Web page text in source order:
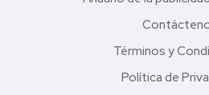
Términos y
Política de